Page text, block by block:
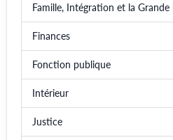
Famille, Intégration et la Grande
Finances
Fonction publique
Intérieur
Justice